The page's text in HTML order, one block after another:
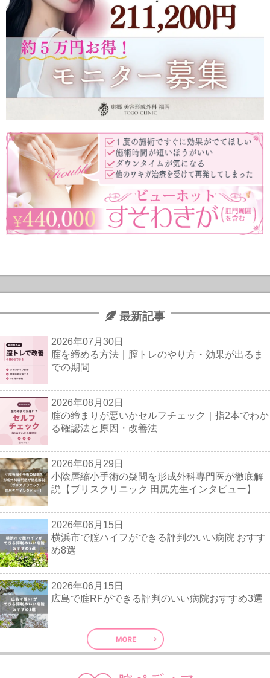
最新記事
2026年07月30日
腟を締める方法｜膣トレのやり方・効果が出るま
での期間
2026年08月02日
腟の締まりが悪いかセルフチェック｜指2本でわか
る確認法と原因・改善法
2026年06月29日
小陰唇縮小手術の疑問を形成外科専門医が徹底解
説【ブリスクリニック 田尻先生インタビュー】
2026年06月15日
横浜市で腟ハイフができる評判のいい病院 おすす
め8選
2026年06月15日
広島で腟RFができる評判のいい病院おすすめ3選